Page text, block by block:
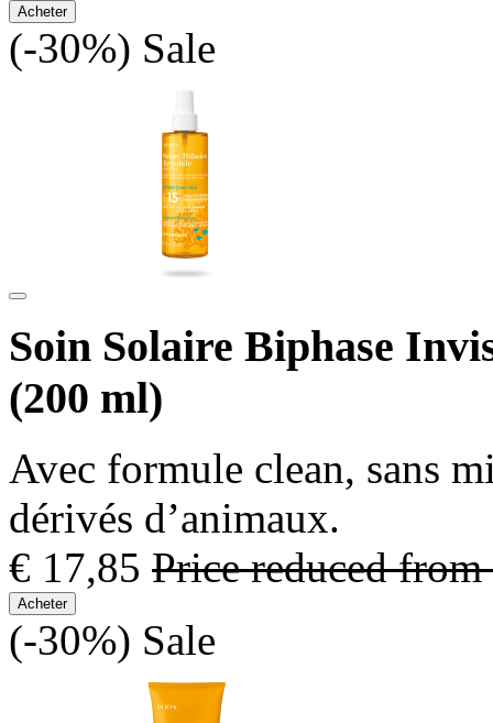
Acheter
(-30%) Sale
Soin Solaire Biphase
(200 ml)
Avec formule clean, sans
dérivés d’animaux.
€ 17,85 Price reduced from
Acheter
(-30%) Sale